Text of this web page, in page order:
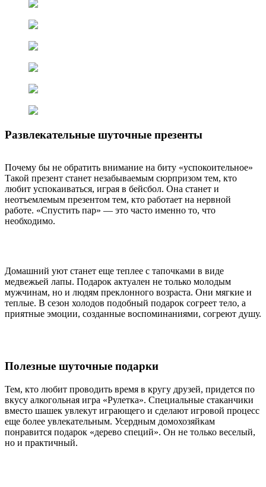
Развлекательные шуточные презенты
Почему бы не обратить внимание на биту «успокоительное»
Такой презент станет незабываемым сюрпризом тем, кто
любит успокаиваться, играя в бейсбол. Она станет и
неотъемлемым презентом тем, кто работает на нервной
работе. «Спустить пар» — это часто именно то, что
необходимо.
Домашний уют станет еще теплее с тапочками в виде
медвежьей лапы. Подарок актуален не только молодым
мужчинам, но и людям преклонного возраста. Они мягкие и
теплые. В сезон холодов подобный подарок согреет тело, а
приятные эмоции, созданные воспоминаниями, согреют душу.
Полезные шуточные подарки
Тем, кто любит проводить время в кругу друзей, придется по
вкусу алкогольная игра «Рулетка». Специальные стаканчики
вместо шашек увлекут играющего и сделают игровой процесс
еще более увлекательным. Усердным домохозяйкам
понравится подарок «дерево специй». Он не только веселый,
но и практичный.